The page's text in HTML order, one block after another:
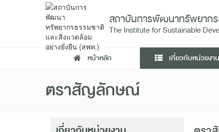
สถาบันการพัฒนาทรัพยากร
The Institute for Sustainable
หน้าหลัก เกี่ยวกับหน่วยงาน
ตราสัญลักษณ์